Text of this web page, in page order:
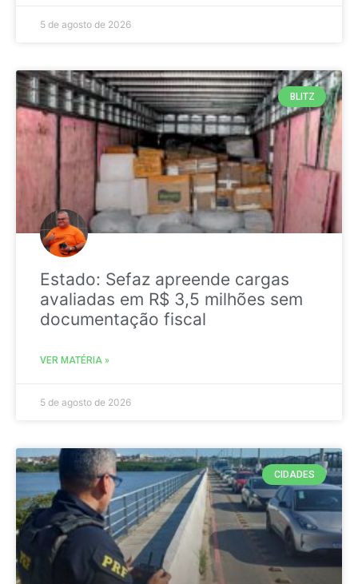
5 de agosto de 2026
BLITZ
Estado: Sefaz apreende cargas
avaliadas em R$ 3,5 milhões sem
documentação fiscal
VER MATÉRIA »
5 de agosto de 2026
CIDADES